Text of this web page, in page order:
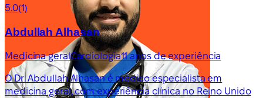
5.0(1)
Abdullah Alhasan
Medicina geralCardiologia11 anos de experiência
O Dr. Abdullah Alhasan é médico especialista em
medicina geral, com experiência clínica no Reino Unido